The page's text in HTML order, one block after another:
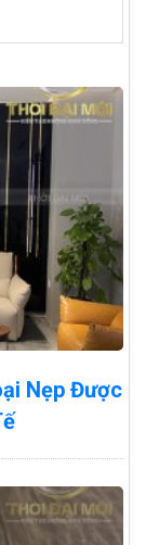
Nẹp Được